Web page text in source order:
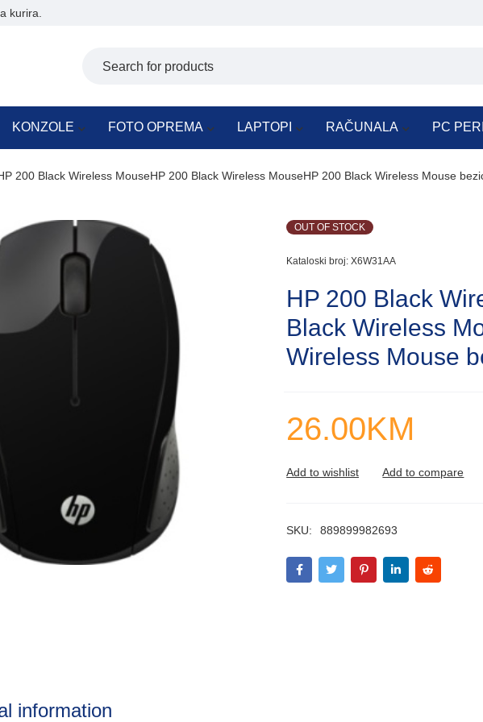
kurira.
KONZOLE FOTO OPREMA LAPTOPI RAČUNALA PC
200 Black Wireless MouseHP 200 Black Wireless MouseHP 200 Black Wireless Mouse
OUT OF STOCK
Kataloski broj: X6W31AA
HP 200 Black
Black Wireless
Wireless Mouse
26.00KM
SKU: 889899982693
information